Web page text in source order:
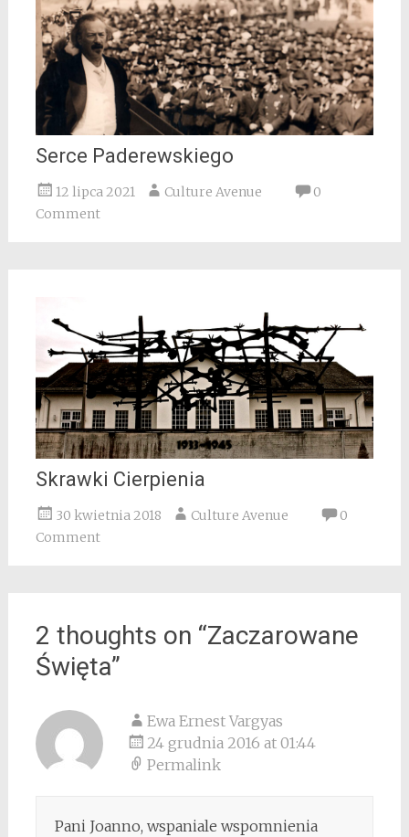
Serce Paderewskiego
12 lipca 2021 Culture Avenue
0
Comment
Skrawki Cierpienia
30 kwietnia 2018 Culture Avenue
0
Comment
2 thoughts on “Zaczarowane
Święta”
Ewa Ernest Vargyas
24 grudnia 2016 at 01:44
Permalink
Pani Joanno, wspaniale wspomnienia